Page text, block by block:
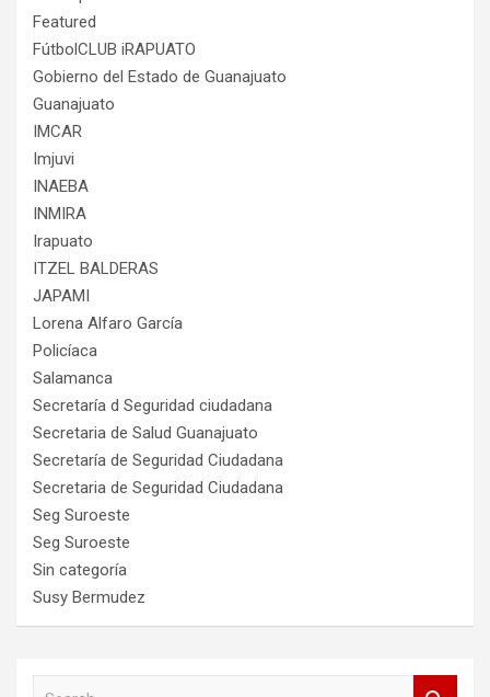
Featured
FútbolCLUB iRAPUATO
Gobierno del Estado de Guanajuato
Guanajuato
IMCAR
Imjuvi
INAEBA
INMIRA
Irapuato
ITZEL BALDERAS
JAPAMI
Lorena Alfaro García
Policíaca
Salamanca
Secretaría d Seguridad ciudadana
Secretaria de Salud Guanajuato
Secretaría de Seguridad Ciudadana
Secretaria de Seguridad Ciudadana
Seg Suroeste
Seg Suroeste
Sin categoría
Susy Bermudez